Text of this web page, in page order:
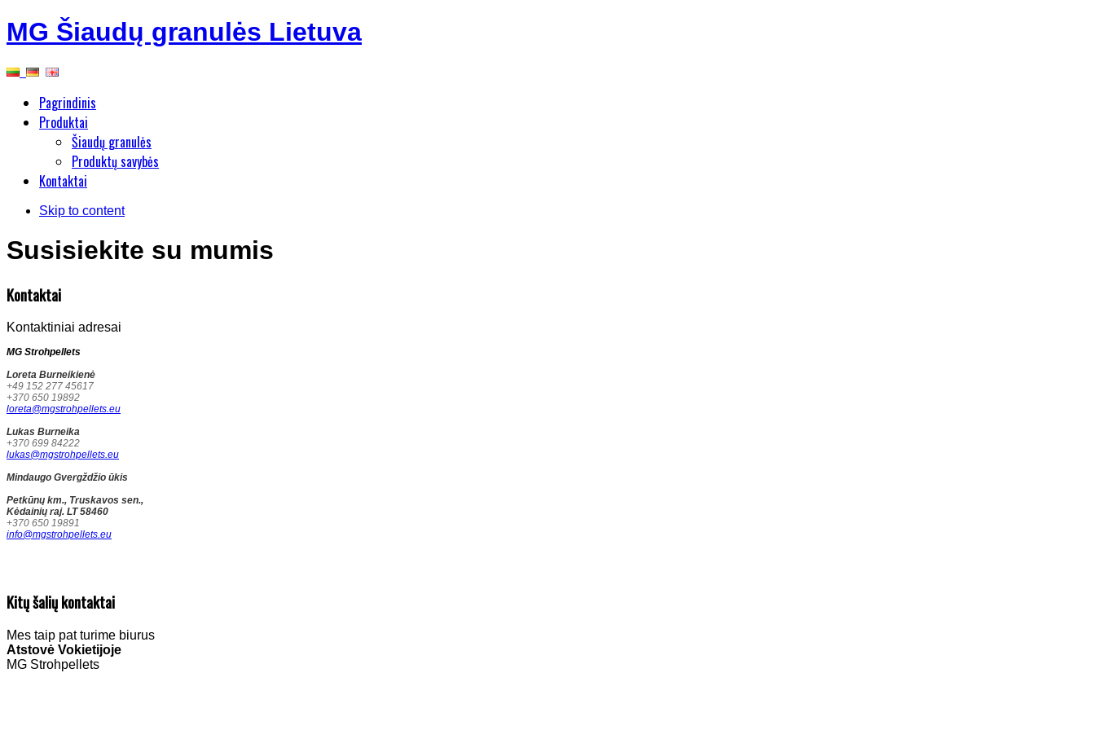
MG Šiaudų granulės Lietuva
Pagrindinis
Produktai
Šiaudų granulės
Produktų savybės
Kontaktai
Skip to content
Susisiekite su mumis
Kontaktai
Kontaktiniai adresai
MG Strohpellets
Loreta Burneikienė
+49 152 277 45617
+370 650 19892
loreta@mgstrohpellets.eu
Lukas Burneika
+370 699 84222
lukas@mgstrohpellets.eu
Mindaugo Gvergždžio ūkis
Petkūnų km., Truskavos sen.,
Kėdainių raj. LT 58460
+370 650 19891
info@mgstrohpellets.eu
Kitų šalių kontaktai
Mes taip pat turime biurus
Atstovė Vokietijoje
MG Strohpellets